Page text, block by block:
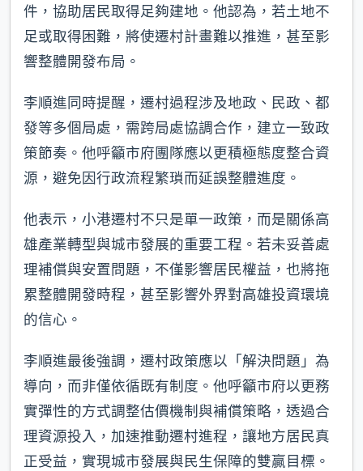
件，協助居民取得足夠建地。他認為，若土地不
足或取得困難，將使遷村計畫難以推進，甚至影
響整體開發布局。
李順進同時提醒，遷村過程涉及地政、民政、都
發等多個局處，需跨局處協調合作，建立一致政
策節奏。他呼籲市府團隊應以更積極態度整合資
源，避免因行政流程繁瑣而延誤整體進度。
他表示，小港遷村不只是單一政策，而是關係高
雄產業轉型與城市發展的重要工程。若未妥善處
理補償與安置問題，不僅影響居民權益，也將拖
累整體開發時程，甚至影響外界對高雄投資環境
的信心。
李順進最後強調，遷村政策應以「解決問題」為
導向，而非僅依循既有制度。他呼籲市府以更務
實彈性的方式調整估價機制與補償策略，透過合
理資源投入，加速推動遷村進程，讓地方居民真
正受益，實現城市發展與民生保障的雙贏目標。